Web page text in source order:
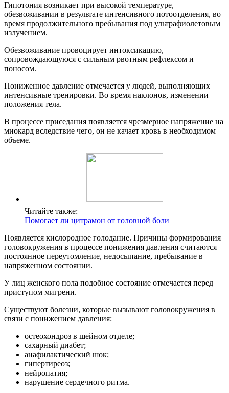
Гипотония возникает при высокой температуре,
обезвоживании в результате интенсивного потоотделения, во
время продолжительного пребывания под ультрафиолетовым
излучением.
Обезвоживание провоцирует интоксикацию,
сопровождающуюся с сильным рвотным рефлексом и
поносом.
Пониженное давление отмечается у людей, выполняющих
интенсивные тренировки. Во время наклонов, изменении
положения тела.
В процессе приседания появляется чрезмерное напряжение на
миокард вследствие чего, он не качает кровь в необходимом
объеме.
Читайте также:
Помогает ли цитрамон от головной боли
Появляется кислородное голодание. Причины формирования
головокружения в процессе понижения давления считаются
постоянное переутомление, недосыпание, пребывание в
напряженном состоянии.
У лиц женского пола подобное состояние отмечается перед
приступом мигрени.
Существуют болезни, которые вызывают головокружения в
связи с понижением давления:
остеохондроз в шейном отделе;
сахарный диабет;
анафилактический шок;
гипертиреоз;
нейропатия;
нарушение сердечного ритма.